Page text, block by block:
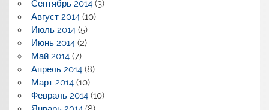
Сентябрь 2014(3)
Август 2014(10)
Июль 2014(5)
Июнь 2014(2)
Май 2014(7)
Апрель 2014(8)
Март 2014(10)
Февраль 2014(10)